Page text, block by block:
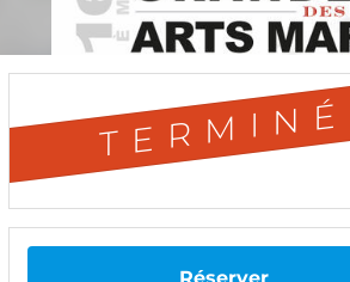
TERMINÉ